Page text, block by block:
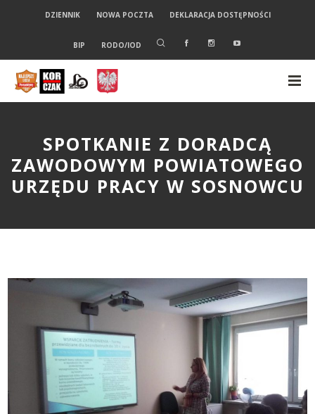
DZIENNIK NOWA POCZTA DEKLARACJA DOSTĘPNOŚCI
BIP RODO/IOD
SPOTKANIE Z DORADCĄ
ZAWODOWYM POWIATOWEGO
URZĘDU PRACY W SOSNOWCU